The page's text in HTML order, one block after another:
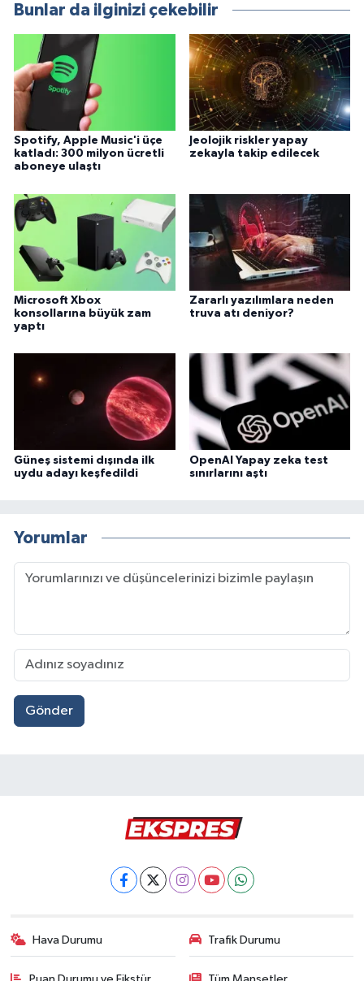
Bunlar da ilginizi çekebilir
Spotify, Apple Music'i üçe
katladı: 300 milyon ücretli
aboneye ulaştı
Jeolojik riskler yapay
zekayla takip edilecek
Microsoft Xbox
konsollarına büyük zam
yaptı
Zararlı yazılımlara neden
truva atı deniyor?
Güneş sistemi dışında ilk
uydu adayı keşfedildi
OpenAI Yapay zeka test
sınırlarını aştı
Yorumlar
Gönder
Hava Durumu Trafik Durumu